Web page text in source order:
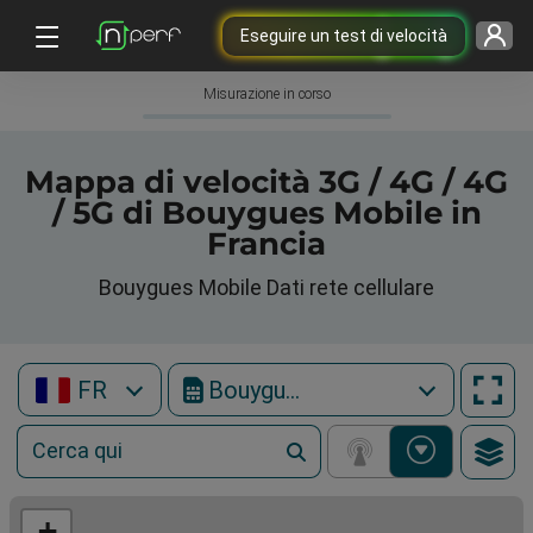
Eseguire un test di velocità
Misurazione in corso
Mappa di velocità 3G / 4G / 4G
/ 5G di Bouygues Mobile in
Francia
Bouygues Mobile Dati rete cellulare
FR Bouygues Mobile